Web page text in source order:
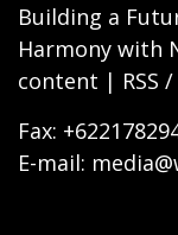
Building a
Harmony with
content | RSS /
Fax:
E-mail: